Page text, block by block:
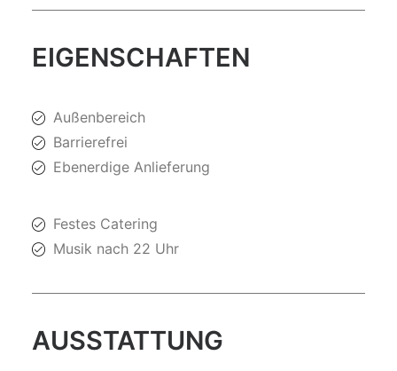
EIGENSCHAFTEN
Außenbereich
Barrierefrei
Ebenerdige Anlieferung
Festes Catering
Musik nach 22 Uhr
AUSSTATTUNG